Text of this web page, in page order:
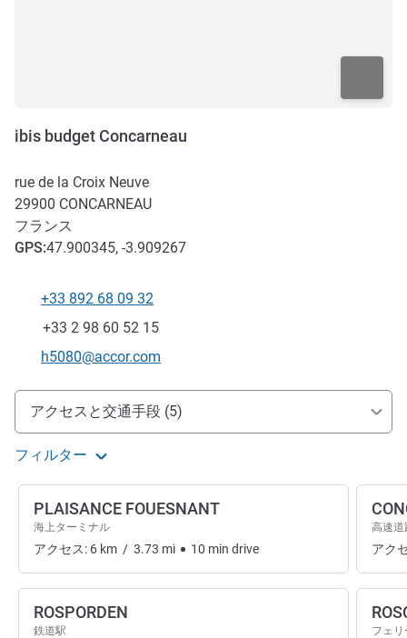
ibis budget Concarneau
rue de la Croix Neuve
29900 CONCARNEAU
フランス
GPS:47.900345, -3.909267
電話番号
+33 892 68 09 32
ファックス
+33 2 98 60 52 15
Eメール
h5080@accor.com
アクセスと交通機関
アクセスと交通手段 (5)
フィルター
PLAISANCE FOUESNANT
海上ターミナル
アクセス: 6 km / 3.73 mi 10 min drive
ROSPORDEN
鉄道駅
高速道
アク
フェリ